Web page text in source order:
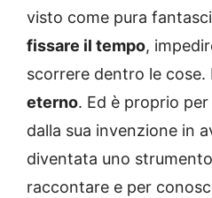
visto come pura
fissare il tempo,
scorrere dentro le cose.
eterno. Ed è proprio
dalla sua invenzione in
diventata uno
raccontare e per